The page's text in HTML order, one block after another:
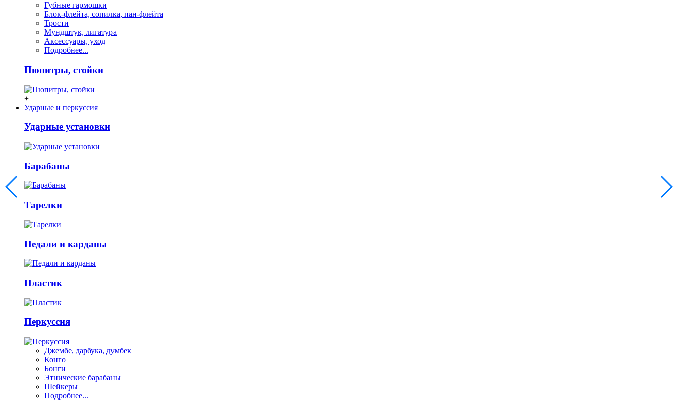
Губные гармошки
Блок-флейта, сопилка, пан-флейта
Трости
Мундштук, лигатура
Аксессуары, уход
Подробнее...
Пюпитры, стойки
+
Ударные и перкуссия
Ударные установки
Барабаны
Тарелки
Педали и карданы
Пластик
Перкуссия
Джембе, дарбука, думбек
Конго
Бонги
Этнические барабаны
Шейкеры
Подробнее...